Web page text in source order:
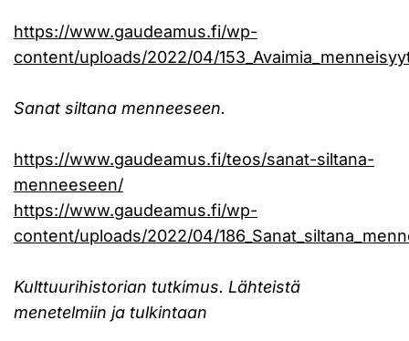
https://www.gaudeamus.fi/wp-
content/uploads/2022/04/
Sanat siltana menneeseen.
https://www.gaudeamus.fi/teos/sanat-siltana-
menneeseen/
https://www.gaudeamus.fi/wp-
content/uploads/2022/04/
Kulttuurihistorian tutkimus. Lähteistä
menetelmiin ja tulkintaan